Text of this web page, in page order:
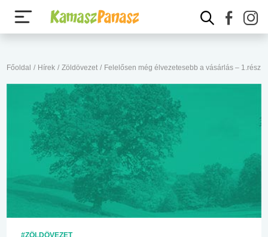
Főoldal / Hírek / Zöldövezet / Felelősen még élvezetesebb a vásárlás – 1.rész
#ZÖLDÖVEZET